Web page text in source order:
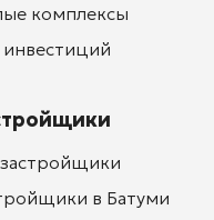
комплексы
в Батуми